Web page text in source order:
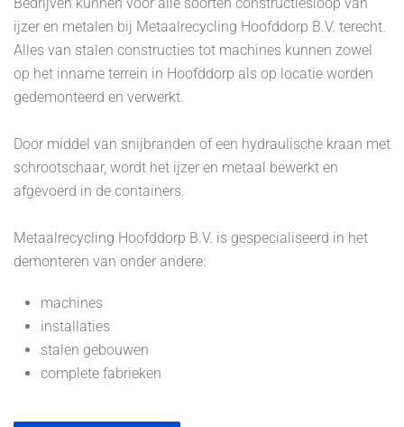
ijzer en metalen bij Metaalrecycling Hoofddorp B.V. terecht.
Alles van stalen constructies tot machines kunnen zowel
op het inname terrein in Hoofddorp als op locatie worden
gedemonteerd en verwerkt.
Door middel van snijbranden of een hydraulische kraan met
schrootschaar, wordt het ijzer en metaal bewerkt en
afgevoerd in de containers.
Metaalrecycling Hoofddorp B.V. is gespecialiseerd in het
demonteren van onder andere:
machines
installaties
stalen gebouwen
complete fabrieken